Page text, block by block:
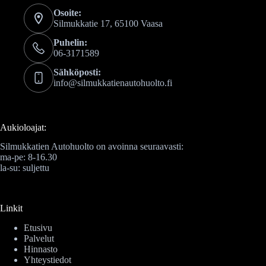
Osoite:
Silmukkatie 17, 65100 Vaasa
Puhelin:
06-3171589
Sähköposti:
info@silmukkatienautohuolto.fi
Aukioloajat:
Silmukkatien Autohuolto on avoinna seuraavasti:
ma-pe: 8-16.30
la-su: suljettu
Linkit
Etusivu
Palvelut
Hinnasto
Yhteystiedot